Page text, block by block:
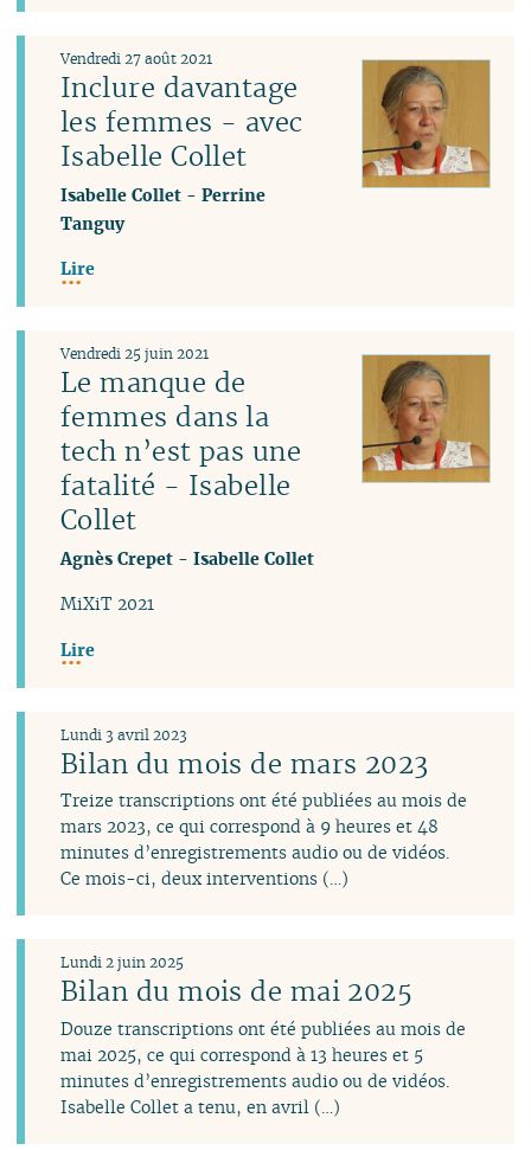
Inclure davantage
les femmes - avec
Isabelle Collet
Vendredi 27 août 2021
Isabelle Collet -Perrine
Tanguy
Lire
Le manque de
femmes dans la
tech n’est pas une
fatalité - Isabelle
Collet
Vendredi 25 juin 2021
Agnès Crepet -Isabelle Collet
MiXiT 2021
Lire
Bilan du mois de mars 2023
Lundi 3 avril 2023
Treize transcriptions ont été publiées au mois de
mars 2023, ce qui correspond à 9 heures et 48
minutes d’enregistrements audio ou de vidéos.
Ce mois-ci, deux interventions (…)
Bilan du mois de mai 2025
Lundi 2 juin 2025
Douze transcriptions ont été publiées au mois de
mai 2025, ce qui correspond à 13 heures et 5
minutes d’enregistrements audio ou de vidéos.
Isabelle Collet a tenu, en avril (…)